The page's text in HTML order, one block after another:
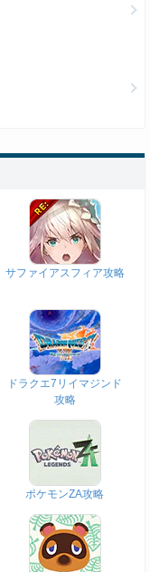
サファイアスフィア攻略
ドラクエ7リイマジンド
攻略
ポケモンZA攻略